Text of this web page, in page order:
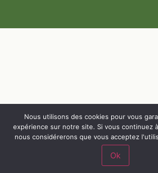
Nous utilisons des cookies pour vous
expérience sur notre site. Si vous continuez
nous considérerons que vous acceptez
Ok